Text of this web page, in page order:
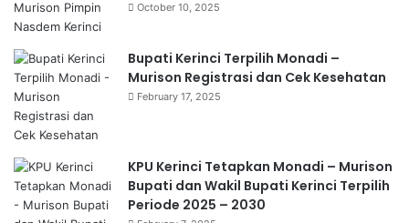
October 10, 2025
Bupati Kerinci Terpilih Monadi –
Murison Registrasi dan Cek Kesehatan
February 17, 2025
KPU Kerinci Tetapkan Monadi – Murison
Bupati dan Wakil Bupati Kerinci Terpilih
Periode 2025 – 2030